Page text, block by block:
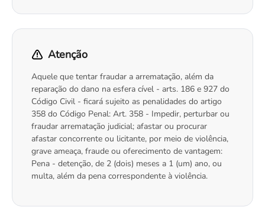
Atenção
Aquele que tentar fraudar a arrematação, além da
reparação do dano na esfera cível - arts. 186 e 927 do
Código Civil - ficará sujeito as penalidades do artigo
358 do Código Penal: Art. 358 - Impedir, perturbar ou
fraudar arrematação judicial; afastar ou procurar
afastar concorrente ou licitante, por meio de violência,
grave ameaça, fraude ou oferecimento de vantagem:
Pena - detenção, de 2 (dois) meses a 1 (um) ano, ou
multa, além da pena correspondente à violência.